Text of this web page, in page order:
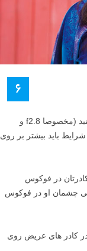
۶
وقتی از دیافراگمی باز برای عکاسی استفاده می کنید (مخصوصا f2.8 و
باید بیشتر بر روی
در فوکوس
چشمان او در فوکوس
کادر های عریض روی